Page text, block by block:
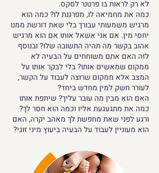
לא רק לראות בו פרטנר לסקס.
כמה את מחמיאה לו, מפרגנת לו? כמה הוא
מרגיש משמעותי עבורך בלי שאת דורשת ממנו
יחסי מין. אם אני אשאל אותו אם הוא מרגיש
אהוב בקשר מה תהיה התשובה שלו? ובנוסף
לזה האם אתם משוחחים על הבעיה לא
ממקום שמאשים אותו? בלי לבקר אותו על
המצב אלא ממקום שרוצה לעבוד על הקשר,
לעורר חשק למין מחדש ביחד?
האם הוא מבין מה עובר עליך? שיתפת אותו
כמה את מתגעגעת אליו וכמה הוא חסר לך?
ורגע לפני שאת מחפשת לך מאהב יקרה, האם
הוא מעוניין לעבוד על הבעיה ביעוץ מיני זוגי?